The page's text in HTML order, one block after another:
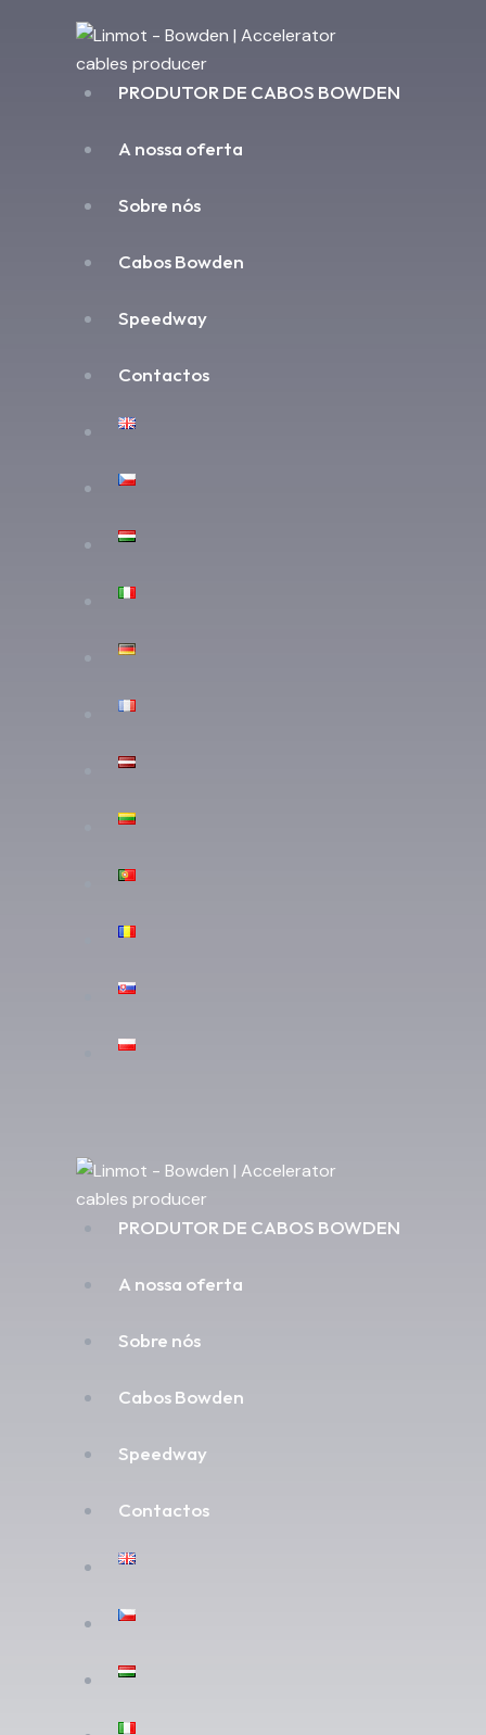
PRODUTOR DE CABOS BOWDEN
A nossa oferta
Sobre nós
Cabos Bowden
Speedway
Contactos
PRODUTOR DE CABOS BOWDEN
A nossa oferta
Sobre nós
Cabos Bowden
Speedway
Contactos